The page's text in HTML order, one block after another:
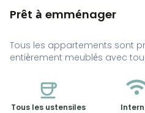
Prêt à emménager
Tous les appartements sont
entièrement meublés avec
Tous les ustensiles